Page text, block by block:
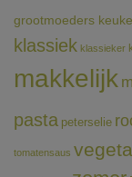
grootmoeders
klassiek klassieker
makkelijk
pasta peterselie
tomatensaus